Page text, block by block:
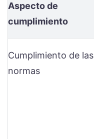
Aspecto de
cumplimiento
Cumplimiento de las
normas